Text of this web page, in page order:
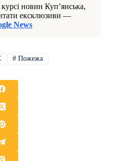
новин Куп’янська,
ексклюзиви —
News
# Пожежа